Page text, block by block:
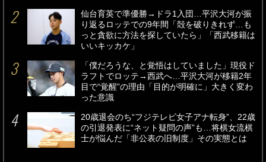
仙台育英で準優勝→ドラ1入団…平沢大河が振
り返るロッテでの9年間「殻を破りきれず…も
っと貪欲に方法を探していたら」「西武移籍は
いいキッカケ」
「僕だろうな、と覚悟はしていました」現役ド
ラフトでロッテ→西武へ…平沢大河が移籍2年
目で“覚醒”の理由「目的が明確に」大きく変わ
った意識
20歳退会のち“フジテレビ女子アナ転身”、22歳
の引退発表に“ネット疑問の声”も…将棋女流棋
士が悩んだ「非公表の旧制度」その実態とは